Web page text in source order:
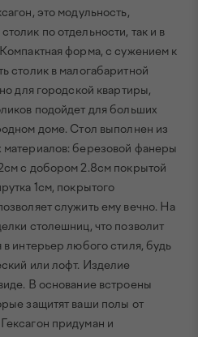
это модульность,
по отдельности, так и в
форма, с сужением к
столик в малогабаритной
для городской квартиры,
подойдет для больших
доме. Стол выполнен из
материалов: березовой фанеры
с добором 2.8см покрытой
1см, покрытого
служить ему вечно. На
столешниц, что позволит
в интерьер любого стиля, будь
или лофт. Изделие
В основание встроены
защитят ваши полы от
придуман и